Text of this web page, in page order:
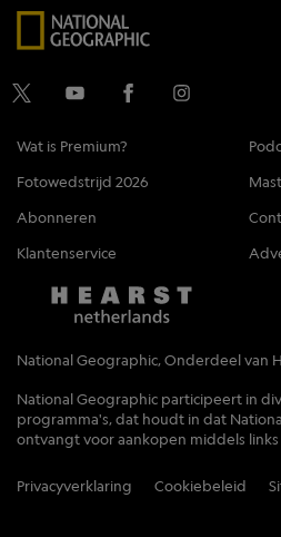
Wat is Premium?
Fotowedstrijd 2026
Abonneren
Klantenservice
National Geographic, Onderdeel van
National Geographic participeert in
programma's, dat houdt in dat
ontvangt voor aankopen middels links
Privacyverklaring Cookiebeleid